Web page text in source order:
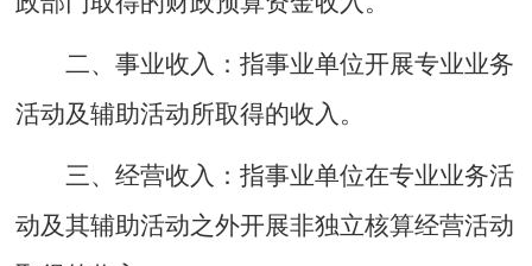
二、事业收入：指事业单位开展专业业务
活动及辅助活动所取得的收入。
三、经营收入：指事业单位在专业业务活
动及其辅助活动之外开展非独立核算经营活动